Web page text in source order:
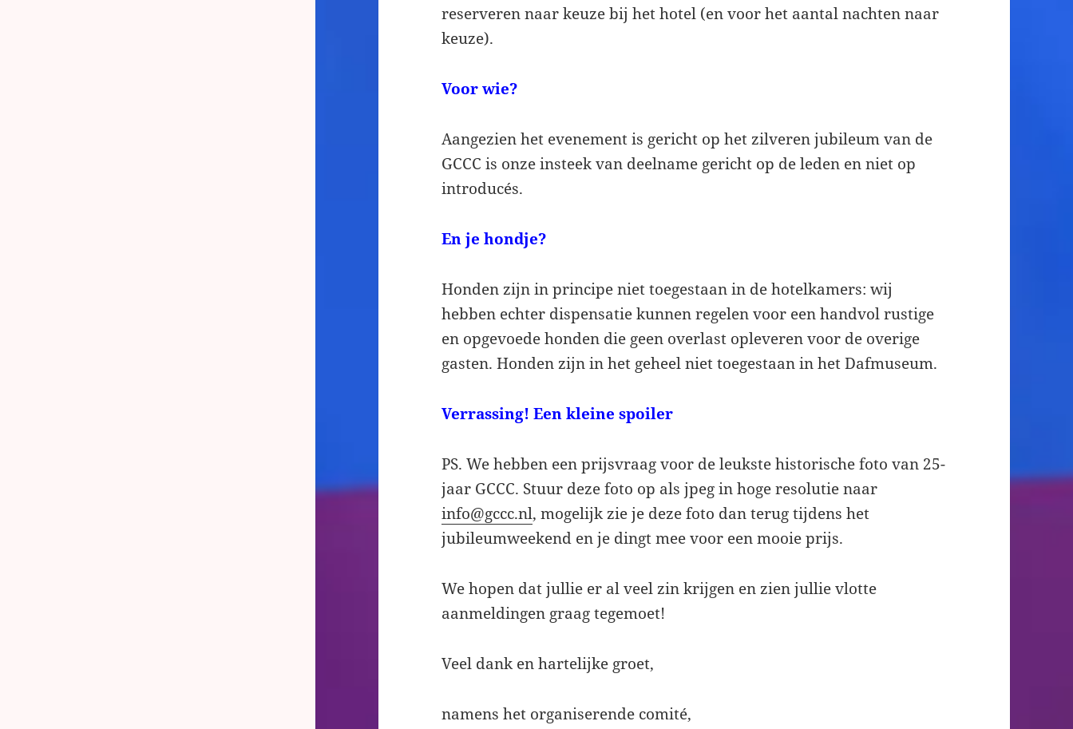
reserveren naar keuze bij het hotel (en voor het aantal nachten naar
keuze).
Voor wie?
Aangezien het evenement is gericht op het zilveren jubileum van de
GCCC is onze insteek van deelname gericht op de leden en niet op
introducés.
En je hondje?
Honden zijn in principe niet toegestaan in de hotelkamers: wij
hebben echter dispensatie kunnen regelen voor een handvol rustige
en opgevoede honden die geen overlast opleveren voor de overige
gasten. Honden zijn in het geheel niet toegestaan in het Dafmuseum.
Verrassing! Een kleine spoiler
PS. We hebben een prijsvraag voor de leukste historische foto van 25-
jaar GCCC. Stuur deze foto op als jpeg in hoge resolutie naar
info@gccc.nl, mogelijk zie je deze foto dan terug tijdens het
jubileumweekend en je dingt mee voor een mooie prijs.
We hopen dat jullie er al veel zin krijgen en zien jullie vlotte
aanmeldingen graag tegemoet!
Veel dank en hartelijke groet,
namens het organiserende comité,